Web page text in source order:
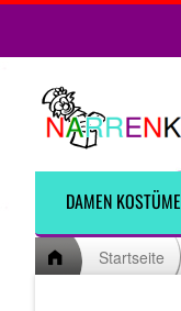
DAMEN KOSTÜME
Startseite